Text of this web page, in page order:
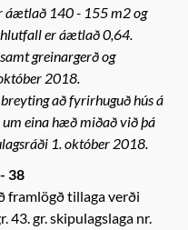
áætlað 140 - 155 m2 og
er áætlað 0,64.
greinargerð og
2018.
að fyrirhuguð hús á
eina hæð miðað við þá
1. október 2018.
38
framlögð tillaga verði
43. gr. skipulagslaga nr.